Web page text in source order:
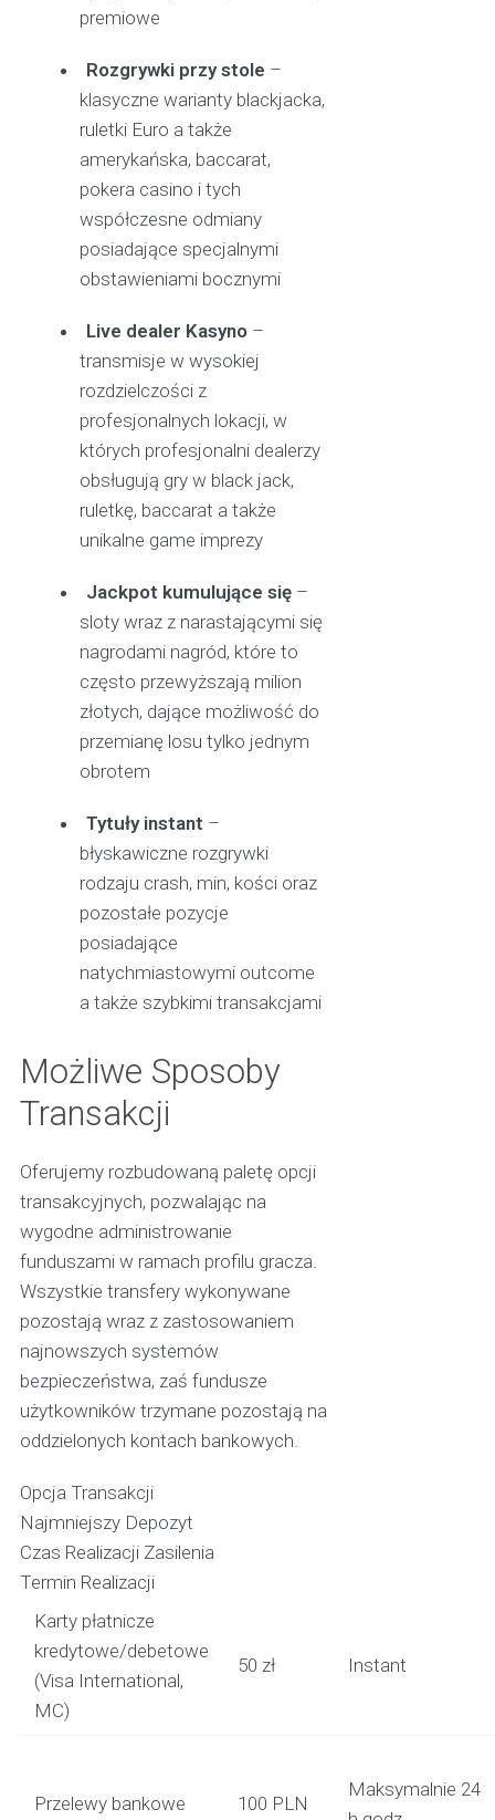
premiowe
Rozgrywki przy stole –
klasyczne warianty blackjacka,
ruletki Euro a także
amerykańska, baccarat,
pokera casino i tych
współczesne odmiany
posiadające specjalnymi
obstawieniami bocznymi
Live dealer Kasyno –
transmisje w wysokiej
rozdzielczości z
profesjonalnych lokacji, w
których profesjonalni dealerzy
obsługują gry w black jack,
ruletkę, baccarat a także
unikalne game imprezy
Jackpot kumulujące się –
sloty wraz z narastającymi się
nagrodami nagród, które to
często przewyższają milion
złotych, dające możliwość do
przemianę losu tylko jednym
obrotem
Tytuły instant –
błyskawiczne rozgrywki
rodzaju crash, min, kości oraz
pozostałe pozycje
posiadające
natychmiastowymi outcome
a także szybkimi transakcjami
Możliwe Sposoby
Transakcji
Oferujemy rozbudowaną paletę opcji
transakcyjnych, pozwalając na
wygodne administrowanie
funduszami w ramach profilu gracza.
Wszystkie transfery wykonywane
pozostają wraz z zastosowaniem
najnowszych systemów
bezpieczeństwa, zaś fundusze
użytkowników trzymane pozostają na
oddzielonych kontach bankowych.
Opcja Transakcji
Najmniejszy Depozyt
Czas Realizacji Zasilenia
Termin Realizacji
Karty płatnicze
kredytowe/debetowe
(Visa International,
MC)
50 zł Instant
Przelewy bankowe 100 PLN
Maksymalnie 24